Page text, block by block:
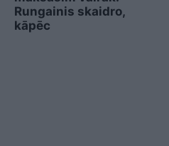
Rungainis skaidro,
kāpēc